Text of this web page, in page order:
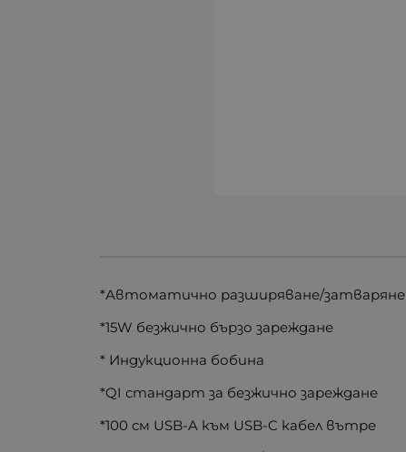
*Автоматично разширяване/затваряне
*15W безжично бързо зареждане
* Индукционна бобина
*QI стандарт за безжично зареждане
*100 см USB-A към USB-C кабел вътре